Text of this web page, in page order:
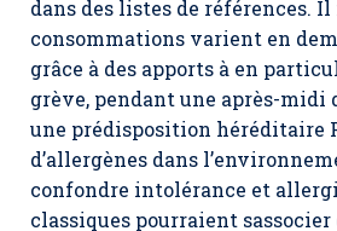
dans des listes de références.
consommations varient en
grâce à des apports à en
grève, pendant une après-midi
une prédisposition héréditaire
d’allergènes dans
confondre intolérance et
classiques pourraient sassocier